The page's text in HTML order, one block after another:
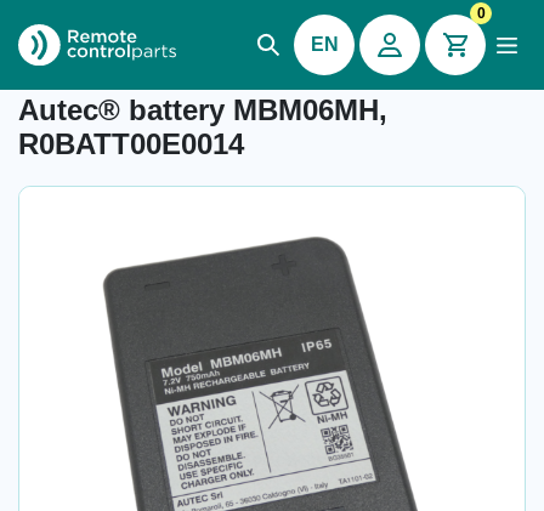
EN
0
Item number: 04.403
Autec® battery MBM06MH,
R0BATT00E0014